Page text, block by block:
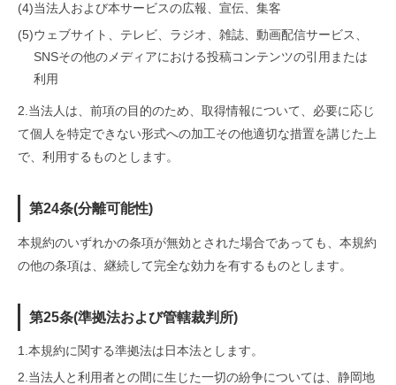
(4)当法人および本サービスの広報、宣伝、集客
(5)ウェブサイト、テレビ、ラジオ、雑誌、動画配信サービス、
SNSその他のメディアにおける投稿コンテンツの引用または
利用
2.当法人は、前項の目的のため、取得情報について、必要に応じ
て個人を特定できない形式への加工その他適切な措置を講じた上
で、利用するものとします。
第24条(分離可能性)
本規約のいずれかの条項が無効とされた場合であっても、本規約
の他の条項は、継続して完全な効力を有するものとします。
第25条(準拠法および管轄裁判所)
1. 本規約に関する準拠法は日本法とします。
2. 当法人と利用者との間に生じた一切の紛争については、静岡地